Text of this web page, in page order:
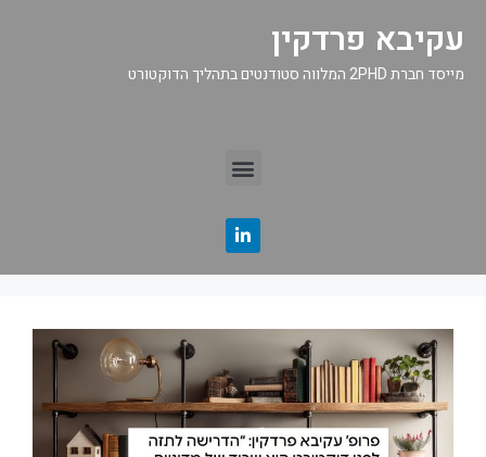
עקיבא פרדקין
מייסד חברת 2PHD המלווה סטודנטים בתהליך הדוקטורט